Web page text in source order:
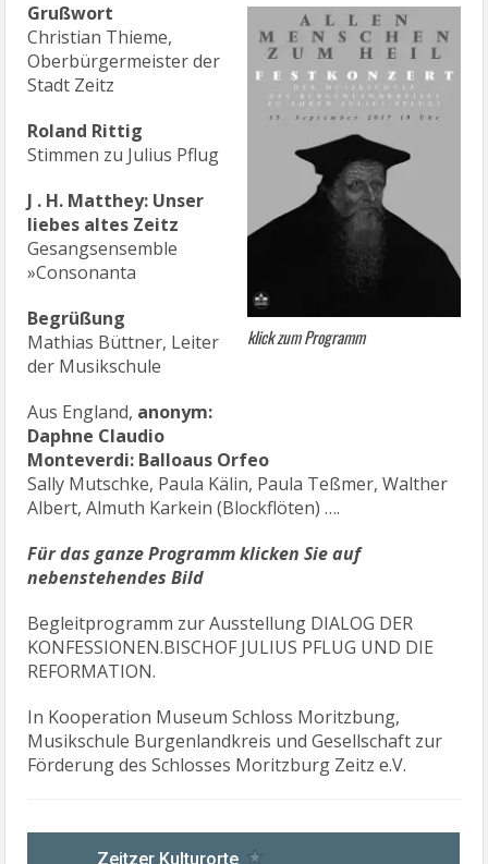
klick zum Programm
Grußwort
Christian Thieme,
Oberbürgermeister der
Stadt Zeitz
Roland Rittig
Stimmen zu Julius Pflug
J . H. Matthey: Unser
liebes altes Zeitz
Gesangsensemble
»Consonanta
Begrüßung
Mathias Büttner, Leiter
der Musikschule
Aus England, anonym:
Daphne Claudio
Monteverdi: Balloaus Orfeo
Sally Mutschke, Paula Kälin, Paula Teßmer, Walther
Albert, Almuth Karkein (Blockflöten) ….
Für das ganze Programm klicken Sie auf
nebenstehendes Bild
Begleitprogramm zur Ausstellung DIALOG DER
KONFESSIONEN.BISCHOF JULIUS PFLUG UND DIE
REFORMATION.
In Kooperation Museum Schloss Moritzbung,
Musikschule Burgenlandkreis und Gesellschaft zur
Förderung des Schlosses Moritzburg Zeitz e.V.